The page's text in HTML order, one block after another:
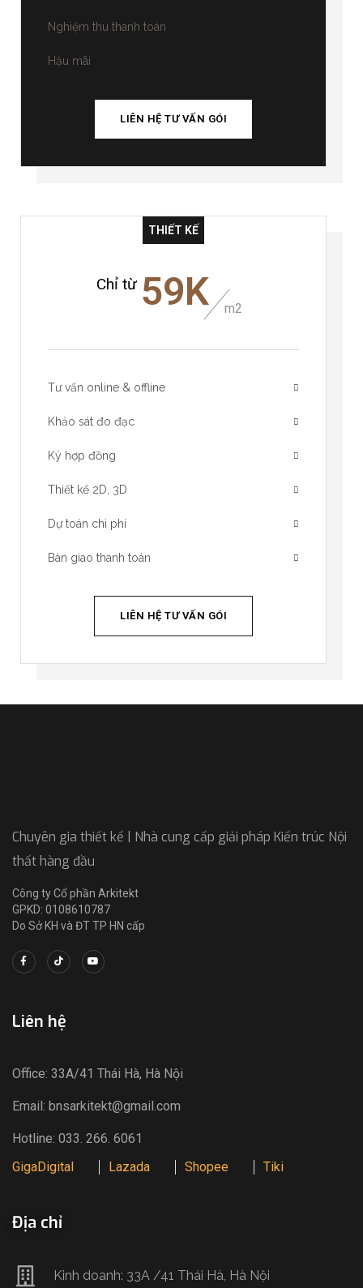
Nghiệm thu thanh toán
Hậu mãi
LIÊN HỆ TƯ VẤN GÓI
THIẾT KẾ
Chỉ từ 59K m2
Tư vấn online & offline
Khảo sát đo đạc
Ký hợp đồng
Thiết kế 2D, 3D
Dự toán chi phí
Bàn giao thanh toán
LIÊN HỆ TƯ VẤN GÓI
Chuyên gia thiết kế | Nhà cung cấp giải pháp Kiến trúc Nội
thất hàng đầu
Công ty Cổ phần Arkitekt
GPKD: 0108610787
Do Sở KH và ĐT TP HN cấp
Liên hệ
Office: 33A/41 Thái Hà, Hà Nội
Email: bnsarkitekt@gmail.com
Hotline: 033. 266. 6061
GigaDigital
Lazada Shopee Tiki
Địa chỉ
Kinh doanh: 33A /41 Thái Hà, Hà Nội